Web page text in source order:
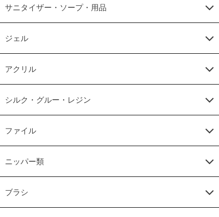
サニタイザー・ソープ・用品
ジェル
アクリル
シルク・グルー・レジン
ファイル
ニッパー類
ブラシ